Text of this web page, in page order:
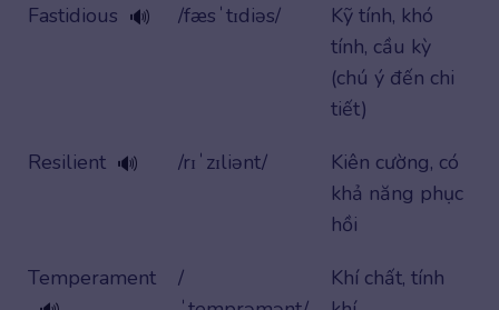
Fastidious 🔊 /fæsˈtɪdiəs/
Kỹ tính, khó
tính, cầu kỳ
(chú ý đến chi
tiết)
Resilient 🔊 /rɪˈzɪliənt/
Kiên cường, có
khả năng phục
hồi
Temperament
/
Khí chất, tính